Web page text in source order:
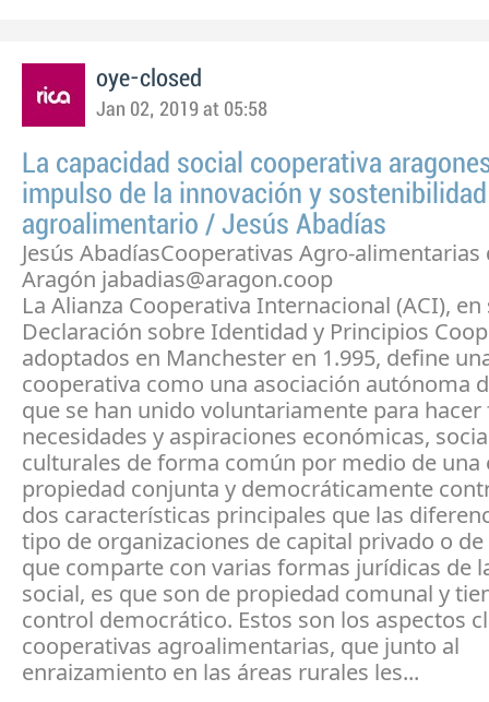
oye-closed
Jan 02, 2019 at 05:58
La capacidad social cooperativa
impulso de la innovación y
agroalimentario / Jesús Abadías
Jesús AbadíasCooperativas Agro-alimentarias
Aragón jabadias@aragon.coop
La Alianza Cooperativa Internacional (ACI), en
Declaración sobre Identidad y Principios
adoptados en Manchester en 1.995, define
cooperativa como una asociación autónoma
que se han unido voluntariamente para hacer
necesidades y aspiraciones económicas,
culturales de forma común por medio de una
propiedad conjunta y democráticamente
dos características principales que las
tipo de organizaciones de capital privado o
que comparte con varias formas jurídicas de
social, es que son de propiedad comunal y
control democrático. Estos son los aspectos
cooperativas agroalimentarias, que junto al
enraizamiento en las áreas rurales les...